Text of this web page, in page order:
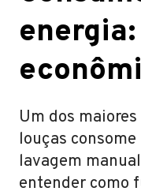
energia:
Um dos
louças
lavagem
entender como